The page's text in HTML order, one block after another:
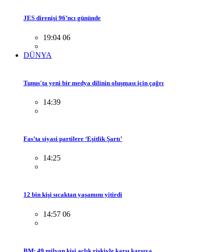
JES direnişi 96’ncı gününde
19:04 06
DÜNYA
Tunus'ta yeni bir medya dilinin oluşması için çağrı
14:39
Fas’ta siyasi partilere ‘Eşitlik Şartı’
14:25
12 bin kişi sıcaktan yaşamını yitirdi
14:57 06